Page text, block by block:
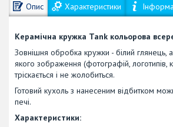
Опис Характеристики
Керамічна кружка Tank кольорова
Зовнішня обробка кружки - білий глянець,
якого зображення (фотографій, логотипів,
тріскається і не жолобиться.
Готовий кухоль з нанесеним відбитком
печі.
Характеристики: